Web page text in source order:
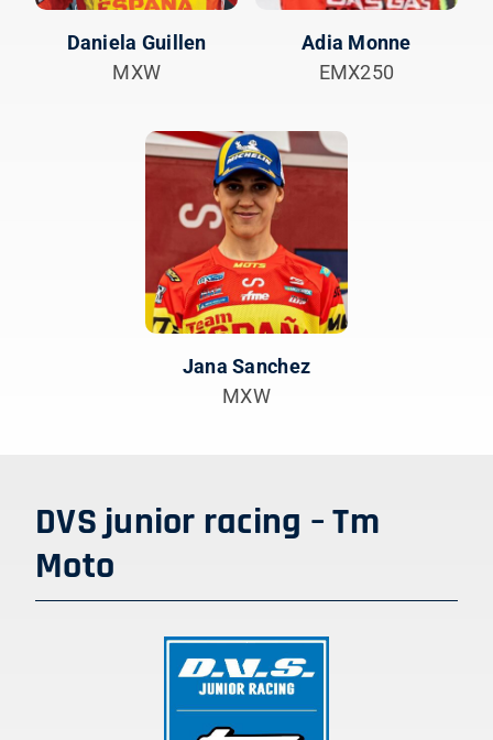
Daniela Guillen
MXW
Adia Monne
EMX250
Jana Sanchez
MXW
DVS junior racing – Tm
Moto